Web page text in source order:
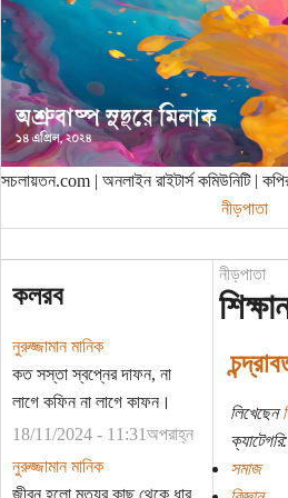
সচলায়তন.com | অনলাইন রাইটার্স কমিউনিটি |
নীড়পাতা
কলরব
নুরুজ্জামান মানিক
কত সস্তা স্বপ্নের দাফন, না
লাগে কফিন না লাগে কাফন।
18/11/2024 - 11:31অপরাহ্ন
নুরুজ্জামান মানিক
জীবন হলো মৃত্যুর কাছ থেকে ধার
নীড়পাতা
লিখেছেন
ক্যাটেগরি:
সমাজ